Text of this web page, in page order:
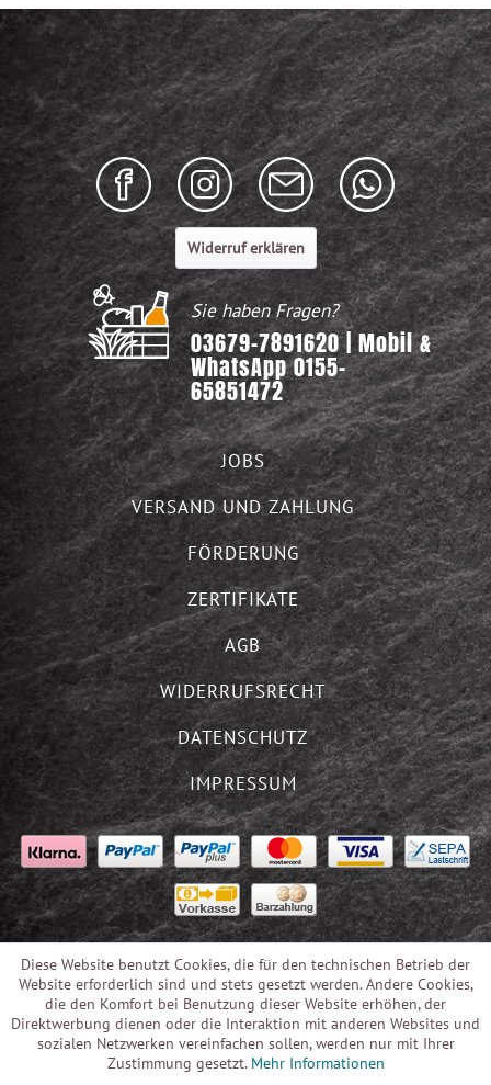
Widerruf erklären
Sie haben Fragen?
03679-7891620 | Mobil &
WhatsApp 0155-
65851472
JOBS
VERSAND UND ZAHLUNG
FÖRDERUNG
ZERTIFIKATE
AGB
WIDERRUFSRECHT
DATENSCHUTZ
IMPRESSUM
Diese Website benutzt Cookies, die für den technischen Betrieb der
Website erforderlich sind und stets gesetzt werden. Andere Cookies,
die den Komfort bei Benutzung dieser Website erhöhen, der
Direktwerbung dienen oder die Interaktion mit anderen Websites und
sozialen Netzwerken vereinfachen sollen, werden nur mit Ihrer
Zustimmung gesetzt. Mehr Informationen